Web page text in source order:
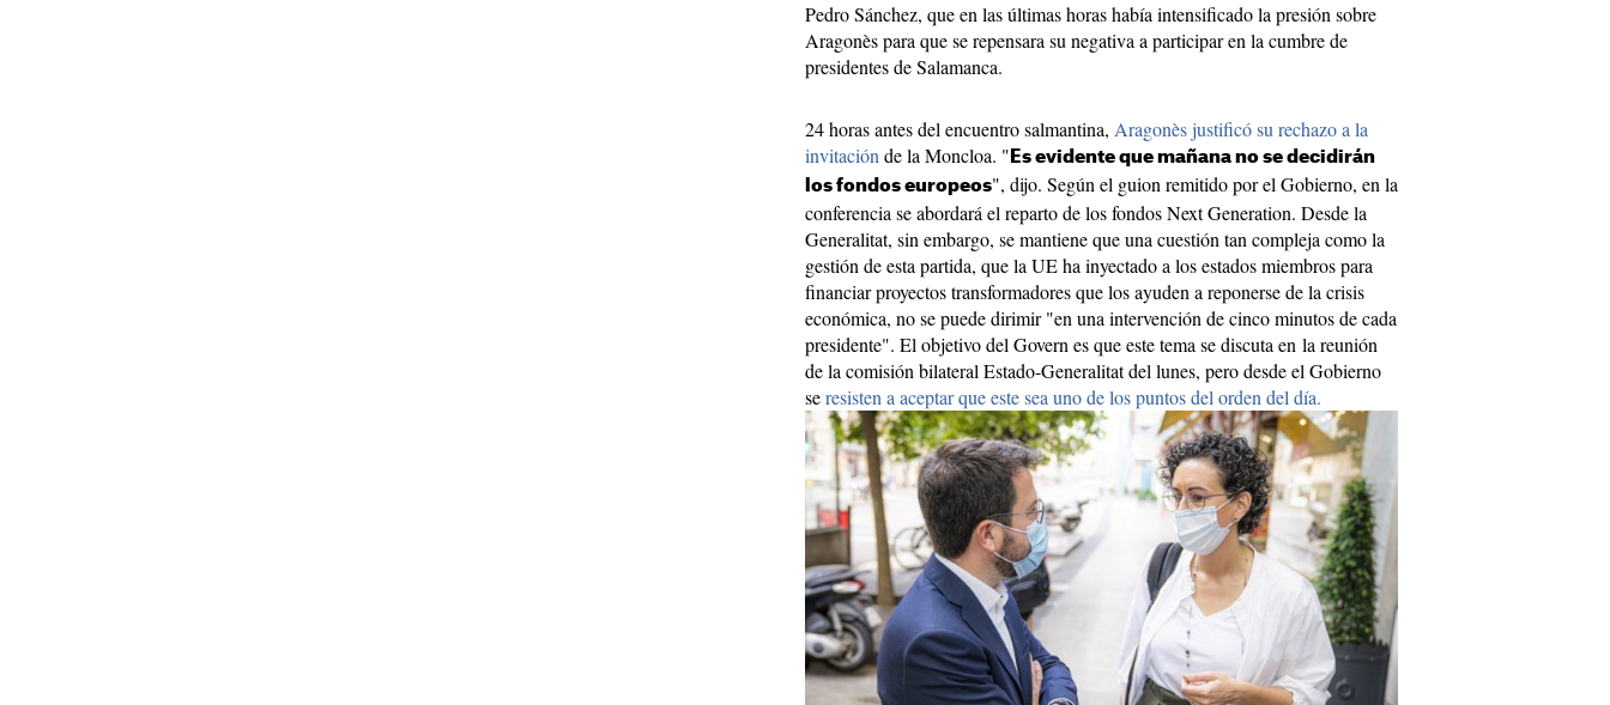
Pedro Sánchez, que en las últimas horas había intensificado la presión sobre
Aragonès para que se repensara su negativa a participar en la cumbre de
presidentes de Salamanca.
24 horas antes del encuentro salmantina, Aragonès justificó su rechazo a la
invitación de la Moncloa. " Es evidente que mañana no se decidirán
los fondos europeos", dijo. Según el guion remitido por el Gobierno, en la
conferencia se abordará el reparto de los fondos Next Generation. Desde la
Generalitat, sin embargo, se mantiene que una cuestión tan compleja como la
gestión de esta partida, que la UE ha inyectado a los estados miembros para
financiar proyectos transformadores que los ayuden a reponerse de la crisis
económica, no se puede dirimir "en una intervención de cinco minutos de cada
presidente". El objetivo del Govern es que este tema se discuta en la reunión
de la comisión bilateral Estado-Generalitat del lunes, pero desde el Gobierno
seresisten a aceptar que este sea uno de los puntos del orden del día.